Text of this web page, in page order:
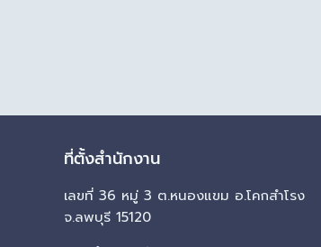
ที่ตั้งสำนักงาน
เลขที่ 36 หมู่ 3 ต.หนองแขม อ.โคกสำโรง
จ.ลพบุรี 15120